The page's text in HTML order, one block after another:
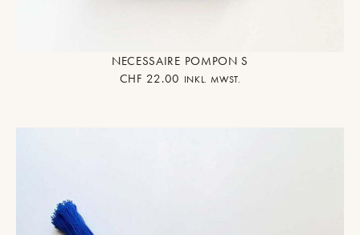
NECESSAIRE POMPON S
CHF 22.00 INKL. MWST.